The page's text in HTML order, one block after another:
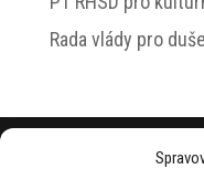
Rada vlády pro
© 2026 Jiří